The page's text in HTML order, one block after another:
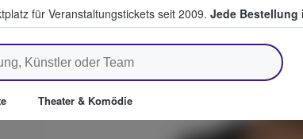
für Veranstaltungstickets seit 2009. Jede Bestellung
Tickets kaufen & verkaufen
Theater & Komödie